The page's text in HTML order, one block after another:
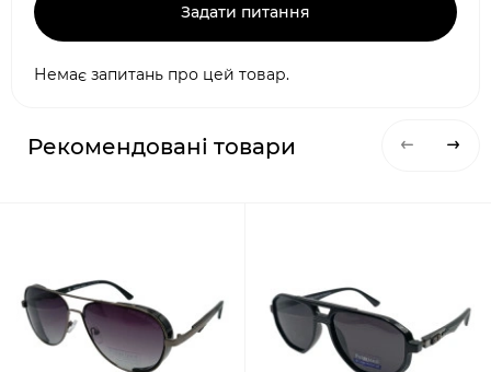
Задати питання
Немає запитань про цей товар.
Рекомендовані товари